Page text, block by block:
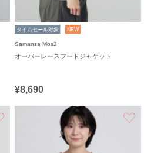
タイムセール対象 NEW
Samansa Mos2
オーバーレースフードジャケット
¥8,690